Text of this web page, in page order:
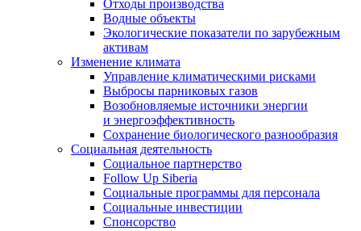
Отходы производства
Водные объекты
Экологические показатели по зарубежным
активам
Изменение климата
Управление климатическими рисками
Выбросы парниковых газов
Возобновляемые источники энергии
и энергоэффективность
Сохранение биологического разнообразия
Социальная деятельность
Социальное партнерство
Follow Up Siberia
Социальные программы для персонала
Социальные инвестиции
Спонсорство